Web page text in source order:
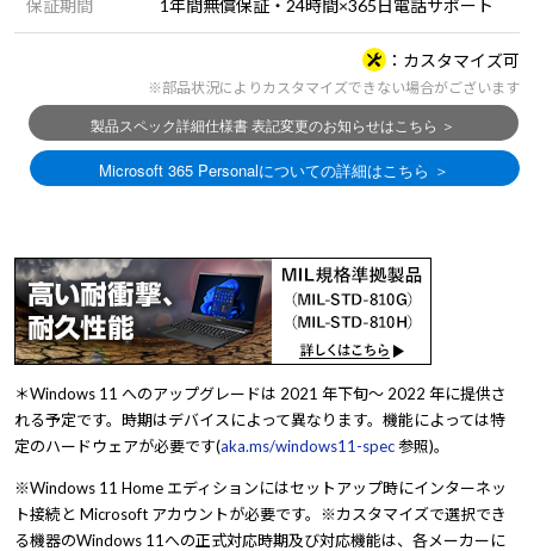
保証期間 1年間無償保証・24時間×365日電話サポート
カスタマイズ可
※部品状況によりカスタマイズできない場合がございます
＊Windows 11 へのアップグレードは 2021 年下旬～ 2022 年に提供さ
れる予定です。時期はデバイスによって異なります。機能によっては特
定のハードウェアが必要です(aka.ms/windows11-spec参照)。
※Windows 11 Home エディションにはセットアップ時にインターネッ
ト接続と Microsoft アカウントが必要です。※カスタマイズで選択でき
る機器のWindows 11への正式対応時期及び対応機能は、各メーカーに